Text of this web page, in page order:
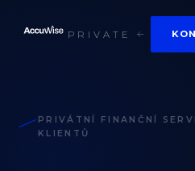
PRIVATE
PRIVÁTNÍ FINANČNÍ
KLIENTŮ